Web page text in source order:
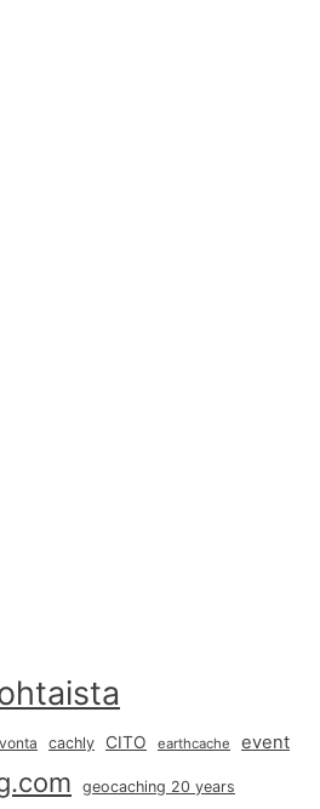
cachly CITO earthcache event
geocaching 20 years